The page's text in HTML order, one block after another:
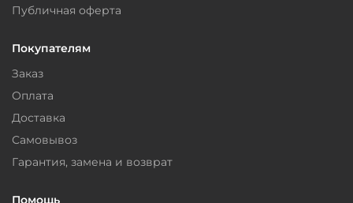
Публичная оферта
Покупателям
Заказ
Оплата
Доставка
Самовывоз
Гарантия, замена и возврат
Помощь